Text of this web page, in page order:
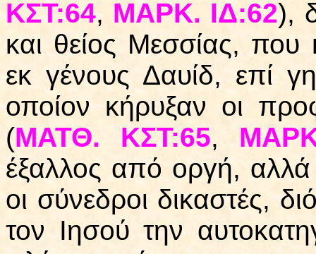
ΚΣΤ:64, ΜΑΡΚ. ΙΔ:62),
και θείος Μεσσίας,
εκ γένους Δαυίδ, επί
οποίον κήρυξαν οι
(ΜΑΤΘ. ΚΣΤ:65,
έξαλλος από οργή, αλλά
οι σύνεδροι δικαστές,
τον Ιησού την